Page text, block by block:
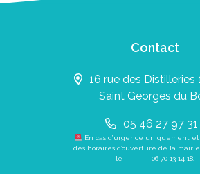
Contact
16 rue des Distilleries
Saint Georges du
05 46 27 97 31
En cas d’urgence uniquement
des horaires d’ouverture de la
le 06 70 13 14 18